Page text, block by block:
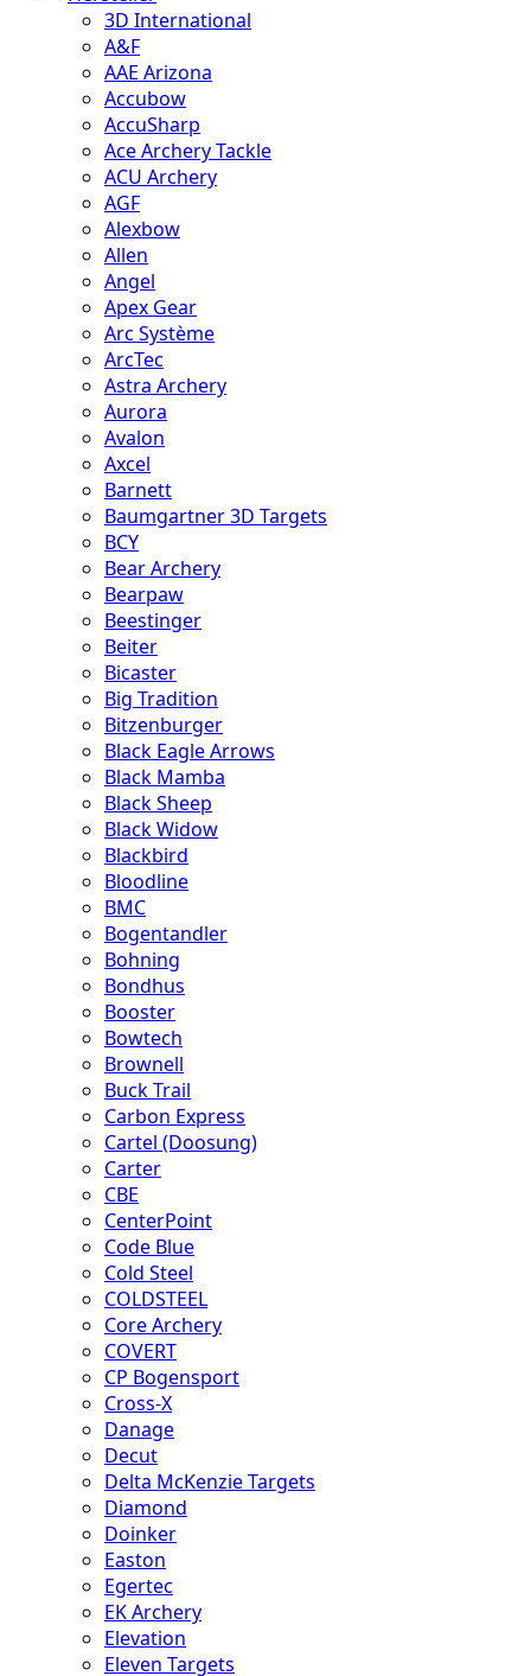
3D International
A&F
AAE Arizona
Accubow
AccuSharp
Ace Archery Tackle
ACU Archery
AGF
Alexbow
Allen
Angel
Apex Gear
Arc Système
ArcTec
Astra Archery
Aurora
Avalon
Axcel
Barnett
Baumgartner 3D Targets
BCY
Bear Archery
Bearpaw
Beestinger
Beiter
Bicaster
Big Tradition
Bitzenburger
Black Eagle Arrows
Black Mamba
Black Sheep
Black Widow
Blackbird
Bloodline
BMC
Bogentandler
Bohning
Bondhus
Booster
Bowtech
Brownell
Buck Trail
Carbon Express
Cartel (Doosung)
Carter
CBE
CenterPoint
Code Blue
Cold Steel
COLDSTEEL
Core Archery
COVERT
CP Bogensport
Cross-X
Danage
Decut
Delta McKenzie Targets
Diamond
Doinker
Easton
Egertec
EK Archery
Elevation
Eleven Targets